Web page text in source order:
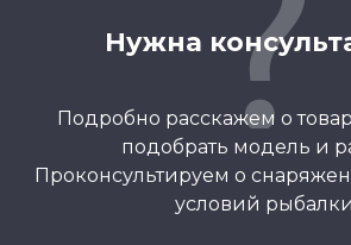
Нужна
Подробно расскажем о
подобрать модель и
Проконсультируем о
условий